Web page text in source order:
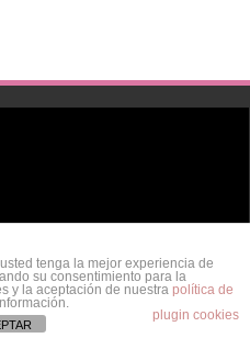
LEGAL POLÍTICA DE COOKIES
tenga la mejor experiencia de
su consentimiento para la
y la aceptación de nuestra política de
plugin cookies